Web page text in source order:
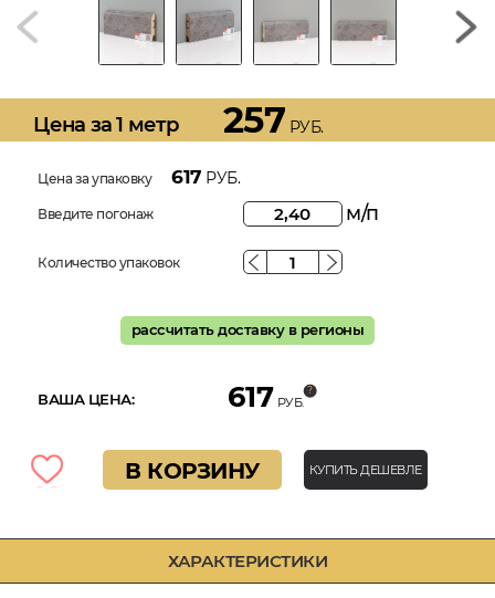
ХАРАКТЕРИСТИКИ
Цена за 1 метр 257 РУБ.
Цена за упаковку 617 РУБ.
Введите погонаж м/п
Количество упаковок
рассчитать доставку в регионы
ВАША ЦЕНА: 617 РУБ.
В КОРЗИНУ КУПИТЬ ДЕШЕВЛЕ